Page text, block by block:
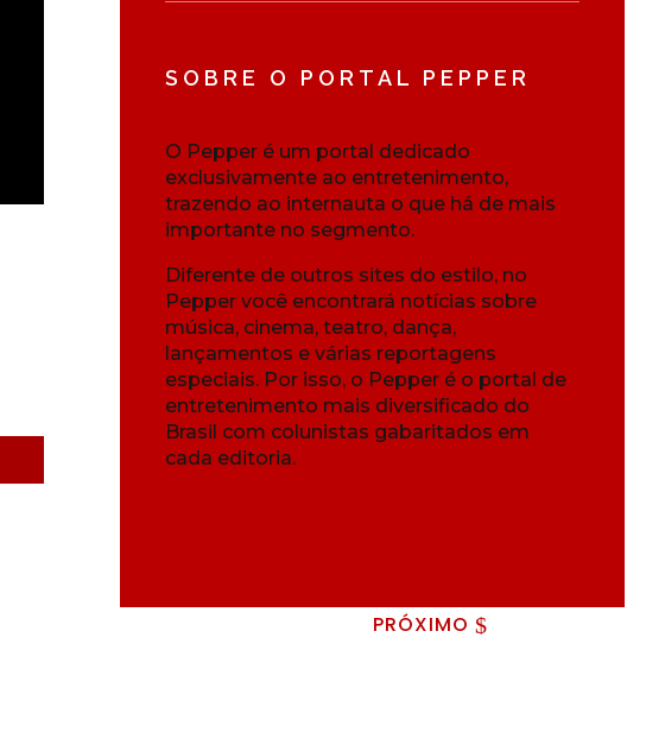
SOBRE O PORTAL PEPPER
O Pepper é um portal dedicado
exclusivamente ao entretenimento,
trazendo ao internauta o que há de mais
importante no segmento.
Diferente de outros sites do estilo, no
Pepper você encontrará notícias sobre
música, cinema, teatro, dança,
lançamentos e várias reportagens
especiais. Por isso, o Pepper é o portal de
entretenimento mais diversificado do
Brasil com colunistas gabaritados em
cada editoria.
PRÓXIMO $